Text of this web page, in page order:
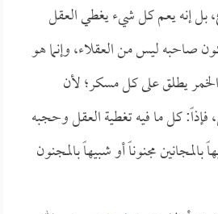
بل إنه يعم كل شيء يغطي العقل
صاحبه ليس من العقلاء، وإنما هو
يطلق على كل مسكر؛ لأن
فإذاً: كل ما فيه تغطية العقل وحجبه
مجنوناً أو شبيهاً بالمجنون